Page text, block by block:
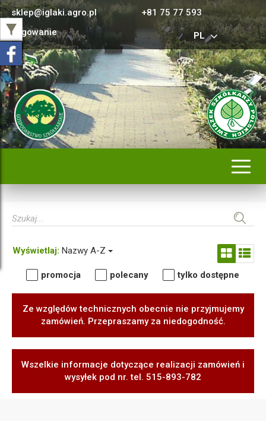
sklep@iglaki.agro.pl
+81 75 77 593
Logowanie
PL
Wyświetlaj: Nazwy A-Z
promocja polecany tylko dostępne
Ze względów technicznych obecnie nie przyjmujemy
zamówień. Przepraszamy za niedogodność.
Wszelkie informacje dotyczące realizacji zamówień i
wysyłek pod nr. tel. 515-893-782